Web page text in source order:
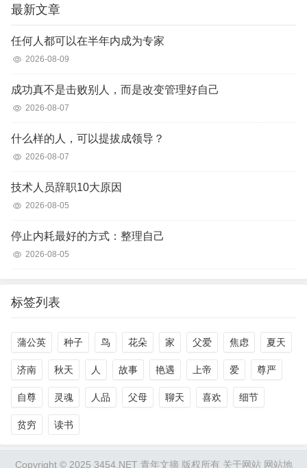
最新文章
任何人都可以在半年内成为专家
2026-08-09
成功真不是击败别人，而是改变管理好自己
2026-08-07
什么样的人，可以提拔成领导？
2026-08-07
技术人员辞职10大原因
2026-08-05
停止内耗最好的方式：整理自己
2026-08-05
标签列表
蒲公英 种子 鸟 花朵 家 父爱 焦虑 夏天
济南 秋天 人 故事 艳遇 上帝 爱 尊严
自尊 灵魂 人品 父母 聊天 喜欢 细节
贫穷 读书
Copyright © 2025 3454.NET 青年文摘 版权所有 关于网站 网站地